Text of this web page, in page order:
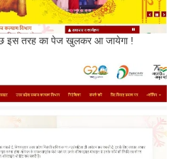
इस तरह का पेज खुलकर आ जायेगा !